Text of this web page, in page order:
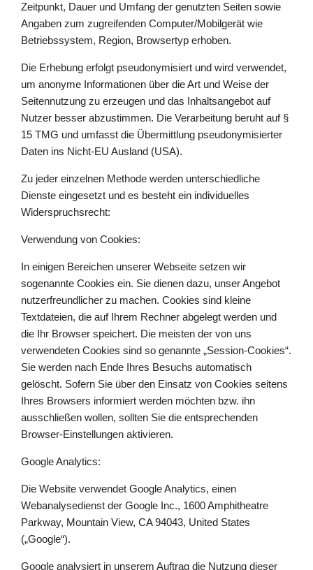
Zeitpunkt, Dauer und Umfang der genutzten Seiten sowie
Angaben zum zugreifenden Computer/Mobilgerät wie
Betriebssystem, Region, Browsertyp erhoben.
Die Erhebung erfolgt pseudonymisiert und wird verwendet,
um anonyme Informationen über die Art und Weise der
Seitennutzung zu erzeugen und das Inhaltsangebot auf
Nutzer besser abzustimmen. Die Verarbeitung beruht auf §
15 TMG und umfasst die Übermittlung pseudonymisierter
Daten ins Nicht-EU Ausland (USA).
Zu jeder einzelnen Methode werden unterschiedliche
Dienste eingesetzt und es besteht ein individuelles
Widerspruchsrecht:
Verwendung von Cookies:
In einigen Bereichen unserer Webseite setzen wir
sogenannte Cookies ein. Sie dienen dazu, unser Angebot
nutzerfreundlicher zu machen. Cookies sind kleine
Textdateien, die auf Ihrem Rechner abgelegt werden und
die Ihr Browser speichert. Die meisten der von uns
verwendeten Cookies sind so genannte „Session-Cookies“.
Sie werden nach Ende Ihres Besuchs automatisch
gelöscht. Sofern Sie über den Einsatz von Cookies seitens
Ihres Browsers informiert werden möchten bzw. ihn
ausschließen wollen, sollten Sie die entsprechenden
Browser-Einstellungen aktivieren.
Google Analytics:
Die Website verwendet Google Analytics, einen
Webanalysedienst der Google Inc., 1600 Amphitheatre
Parkway, Mountain View, CA 94043, United States
(„Google“).
Google analysiert in unserem Auftrag die Nutzung dieser